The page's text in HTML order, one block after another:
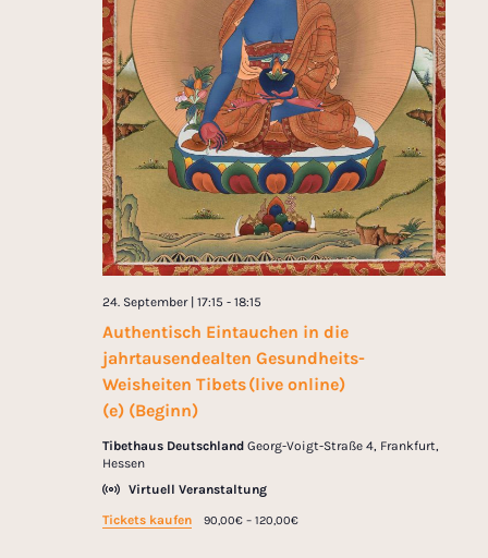
Authentisch Eintauchen in die
jahrtausendealten Gesundheits-
Weisheiten Tibets (live online)
(e) (Beginn)
24. September | 17:15 - 18:15
Tibethaus Deutschland Georg-Voigt-Straße 4, Frankfurt,
Hessen
Virtuell Veranstaltung
Tickets kaufen
90,00€ – 120,00€